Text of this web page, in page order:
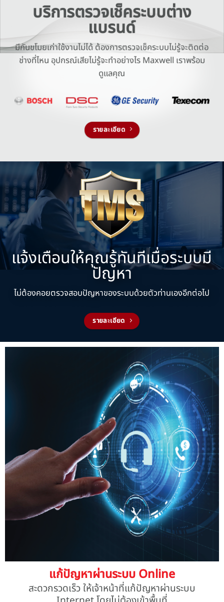
บริการตรวจเช็คระบบต่าง
แบรนด์
มีกันขโมยเก่าใช้งานไม่ได้ ต้องการตรวจเช็คระบบไม่รู้จะติดต่อ
ช่างที่ไหน อุปกรณ์เสียไม่รู้จะทำอย่างไร Maxwell เราพร้อม
ดูแลคุณ
รายละเอียด
แจ้งเตือนให้คุณรู้ทันทีเมื่อระบบมี
ปัญหา
ไม่ต้องคอยตรวจสอบปัญหาของระบบด้วยตัวท่านเองอีกต่อไป
รายละเอียด
แก้ปัญหาผ่านระบบ Online
สะดวกรวดเร็ว ให้เจ้าหน้าที่แก้ปัญหาผ่านระบบ